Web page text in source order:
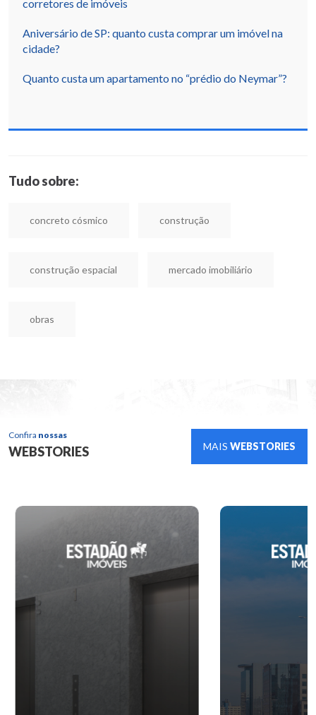
corretores de imóveis
Aniversário de SP: quanto custa comprar um imóvel na
cidade?
Quanto custa um apartamento no “prédio do Neymar”?
Tudo sobre:
concreto cósmico construção
construção espacial mercado imobiliário
obras
Confira nossas
WEBSTORIES MAIS WEBSTORIES